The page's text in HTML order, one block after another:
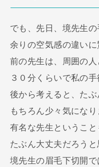
でも、先日、境先生の
余りの空気感の違いに
前の先生は、周囲の
３０分くらいで私の
後から考えると、たぶ
もちろん少々気になり
有名な先生ということ
たぶん大丈夫だろうと
境先生の眉毛下切開で